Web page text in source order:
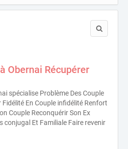
Obernai Récupérer
spécialise Problème Des Couple
Fidélité En Couple infidélité Renfort
Couple Reconquérir Son Ex
conjugal Et Familiale Faire revenir